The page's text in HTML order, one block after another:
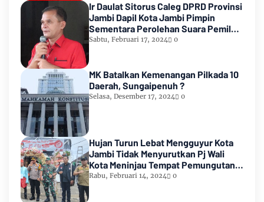
Ir Daulat Sitorus Caleg DPRD Provinsi
Jambi Dapil Kota Jambi Pimpin
Sementara Perolehan Suara Pemilu
2024
Sabtu, Februari 17, 2024 0
MK Batalkan Kemenangan Pilkada 10
Daerah, Sungaipenuh ?
Selasa, Desember 17, 2024 0
Hujan Turun Lebat Mengguyur Kota
Jambi Tidak Menyurutkan Pj Wali
Kota Meninjau Tempat Pemungutan
Suara Pemilu 2024
Rabu, Februari 14, 2024 0